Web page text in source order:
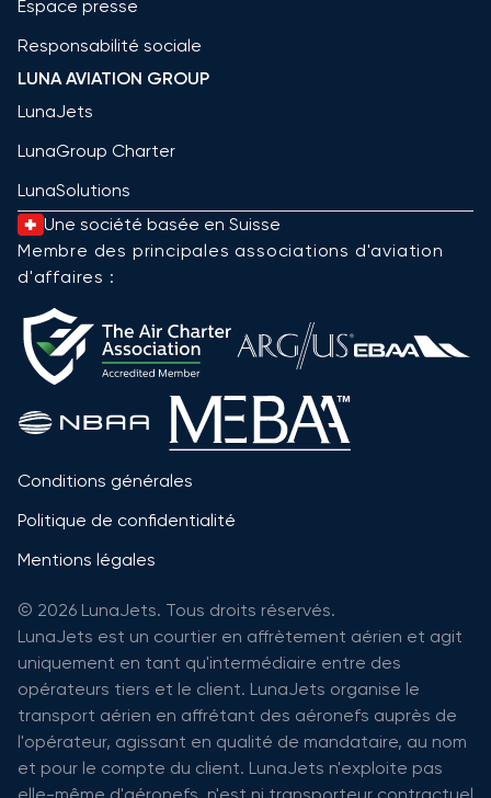
Espace presse
Responsabilité sociale
LUNA AVIATION GROUP
LunaJets
LunaGroup Charter
LunaSolutions
Une société basée en Suisse
Membre des principales associations d'aviation
d'affaires :
Conditions générales
Politique de confidentialité
Mentions légales
© 2026 LunaJets. Tous droits réservés.
LunaJets est un courtier en affrètement aérien et agit
uniquement en tant qu'intermédiaire entre des
opérateurs tiers et le client. LunaJets organise le
transport aérien en affrétant des aéronefs auprès de
l'opérateur, agissant en qualité de mandataire, au nom
et pour le compte du client. LunaJets n'exploite pas
elle-même d'aéronefs, n'est ni transporteur contractuel